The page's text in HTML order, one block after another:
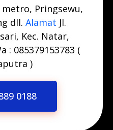
metro, Pringsewu,
dll. Alamat Jl.
Kec. Natar,
: 085379153783 (
)
0188